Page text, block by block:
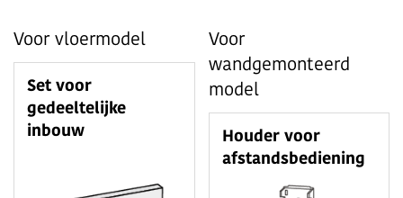
Voor vloermodel
Set voor
gedeeltelijke
inbouw
Voor
wandgemonteerd
model
Houder voor
afstandsbediening